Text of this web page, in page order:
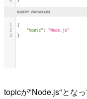
topicが"Node.js"とな